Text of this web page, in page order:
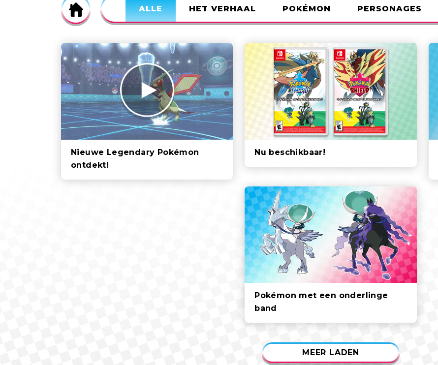
Home ALLE HET VERHAAL POKÉMON PERSONAGES
Nieuwe Legendary Pokémon
ontdekt!
Nu beschikbaar!
Pokémon met een onderlinge
band
MEER LADEN